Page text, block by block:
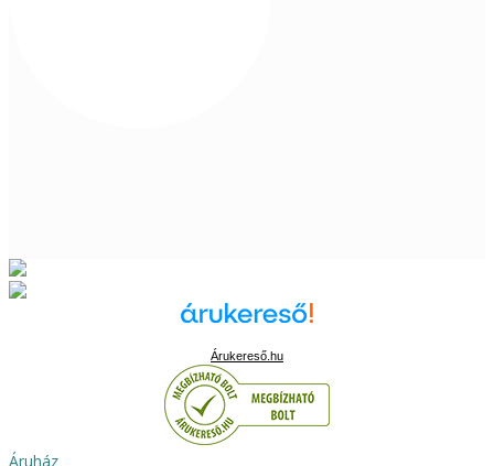
Árukereső.hu
Áruház